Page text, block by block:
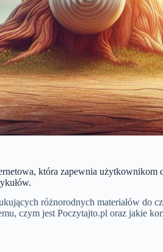
która zapewnia użytkownikom
różnorodnych materiałów do
czym jest Poczytajto.pl oraz jakie